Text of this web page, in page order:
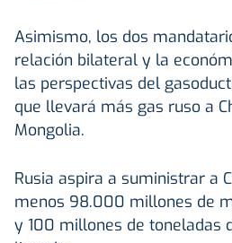
Asimismo, los dos
relación bilateral y la
las perspectivas del
que llevará más gas ruso a
Mongolia.
Rusia aspira a suministrar a
menos 98.000 millones de
y 100 millones de toneladas